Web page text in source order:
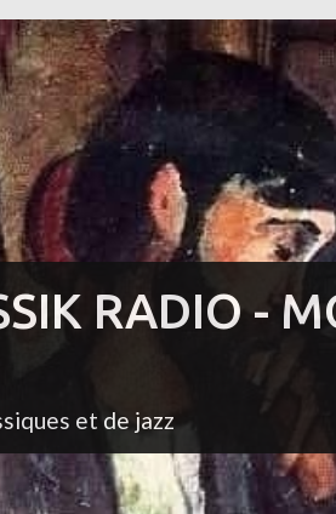
RADIO -
et de jazz